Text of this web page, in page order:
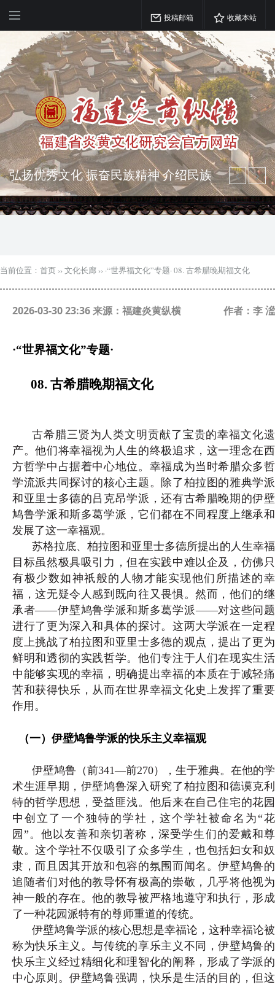
投稿邮箱 收藏本站
弘扬优秀文化 振奋民族精神 介绍民族
瑰宝 宣传中华精英
突出海西特色 报道台港澳侨 坚持古为
当前位置： 首页 ›› 文化长廊 ›› ·“世界福文化”专题· 08. 古希腊晚期福文化
2026-03-30 23:36 来源：福建炎黄纵横 作者：李 㴵
·“世界福文化”专题·
08. 古希腊晚期福文化
古希腊三贤为人类文明贡献了宝贵的幸福文化遗
产。他们将幸福视为人生的终极追求，这一理念在西
方哲学中占据着中心地位。幸福成为当时希腊众多哲
学流派共同探讨的核心主题。除了柏拉图的雅典学派
和亚里士多德的吕克昂学派，还有古希腊晚期的伊壁
鸠鲁学派和斯多葛学派，它们都在不同程度上继承和
发展了这一幸福观。
苏格拉底、柏拉图和亚里士多德所提出的人生幸福
目标虽然极具吸引力，但在实践中难以企及，仿佛只
有极少数如神祇般的人物才能实现他们所描述的幸
福，这无疑令人感到既向往又畏惧。然而，他们的继
承者——伊壁鸠鲁学派和斯多葛学派——对这些问题
进行了更为深入和具体的探讨。这两大学派在一定程
度上挑战了柏拉图和亚里士多德的观点，提出了更为
鲜明和透彻的实践哲学。他们专注于人们在现实生活
中能够实现的幸福，明确提出幸福的本质在于减轻痛
苦和获得快乐，从而在世界幸福文化史上发挥了重要
作用。
（一）伊壁鸠鲁学派的快乐主义幸福观
伊壁鸠鲁（前341—前270），生于雅典。在他的学
术生涯早期，伊壁鸠鲁深入研究了柏拉图和德谟克利
特的哲学思想，受益匪浅。他后来在自己住宅的花园
中创立了一个独特的学社，这个学社被命名为“花
园”。他以友善和亲切著称，深受学生们的爱戴和尊
敬。这个学社不仅吸引了众多学生，也包括妇女和奴
隶，而且因其开放和包容的氛围而闻名。伊壁鸠鲁的
追随者们对他的教导怀有极高的崇敬，几乎将他视为
神一般的存在。他的教导被严格地遵守和执行，形成
了一种花园派特有的尊师重道的传统。
伊壁鸠鲁学派的核心思想是幸福论，这种幸福论被
称为快乐主义。与传统的享乐主义不同，伊壁鸠鲁的
快乐主义经过精细化和理智化的阐释，形成了学派的
中心原则。伊壁鸠鲁强调，快乐是生活的目的，但这